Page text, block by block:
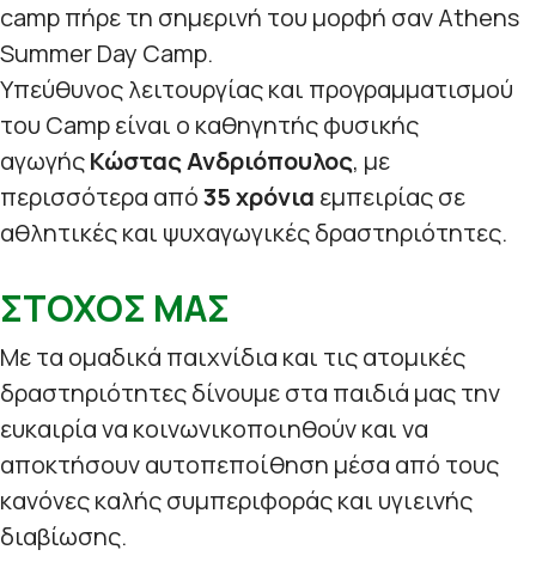
camp πήρε τη σημερινή του μορφή σαν Athens
Summer Day Camp.
Υπεύθυνος λειτουργίας και προγραμματισμού
του Camp είναι ο καθηγητής φυσικής
αγωγήςΚώστας Ανδριόπουλος, με
περισσότερα από35 χρόνια εμπειρίας σε
αθλητικές και ψυχαγωγικές δραστηριότητες.
ΣΤΟΧΟΣ ΜΑΣ
Με τα ομαδικά παιχνίδια και τις ατομικές
δραστηριότητες δίνουμε στα παιδιά μας την
ευκαιρία να κοινωνικοποιηθούν και να
αποκτήσουν αυτοπεποίθηση μέσα από τους
κανόνες καλής συμπεριφοράς και υγιεινής
διαβίωσης.